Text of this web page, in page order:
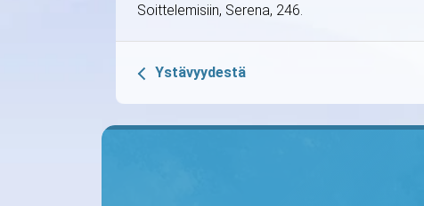
Soittelemisiin, Serena, 246.
Ystävyydestä